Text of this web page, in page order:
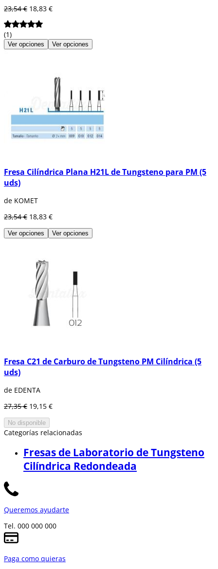
23,54 € 18,83 €
(1)
Ver opciones Ver opciones
Fresa Cilíndrica Plana H21L de Tungsteno para PM (5
uds)
de KOMET
23,54 € 18,83 €
Ver opciones Ver opciones
Fresa C21 de Carburo de Tungsteno PM Cilíndrica (5
uds)
de EDENTA
27,35 € 19,15 €
No disponible
Categorías relacionadas
Fresas de Laboratorio de Tungsteno
Cilíndrica Redondeada
Queremos ayudarte
Tel. 000 000 000
Paga como quieras